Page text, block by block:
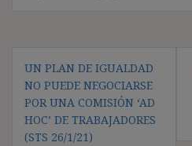
de
entradas
UN PLAN DE IGUALDAD
NO PUEDE NEGOCIARSE
POR UNA COMISIÓN ‘AD
HOC’ DE TRABAJADORES
(STS 26/1/21)